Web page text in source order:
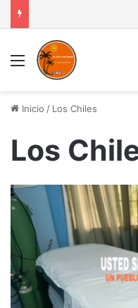
Menú
Inicio / Los Chiles
Los